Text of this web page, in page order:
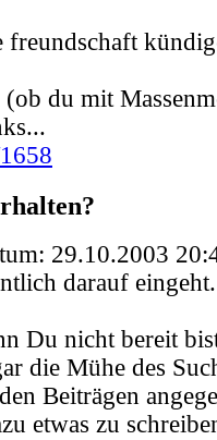
freundschaft
(ob du mit
29.10.2003
darauf
Du nicht bereit
die Mühe des
Beiträgen
etwas zu